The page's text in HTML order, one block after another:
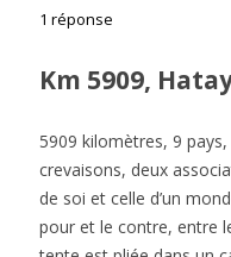
1 réponse
Km 5909,
5909 kilomètres, 9
crevaisons, deux
de soi et celle d’un
pour et le contre, entre